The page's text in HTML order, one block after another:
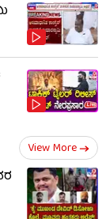
View More